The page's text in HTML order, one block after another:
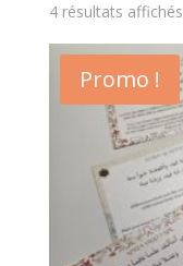
4 résultats affichés
Promo !